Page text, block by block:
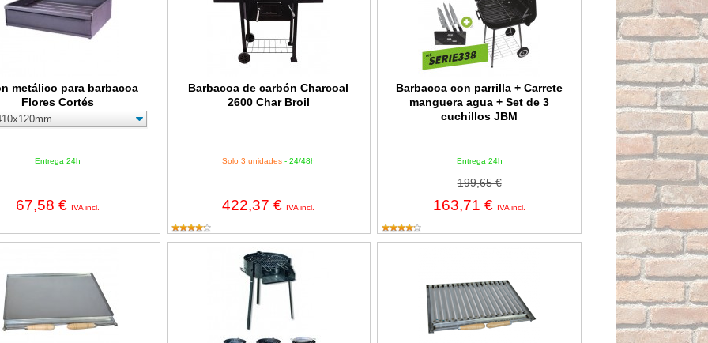
metálico para barbacoa
Flores Cortés
Entrega 24h
67,58 € IVA incl.
Barbacoa de carbón Charcoal
2600 Char Broil
Solo 3 unidades- 24/48h
422,37 € IVA incl.
Barbacoa con parrilla + Carrete
manguera agua + Set de 3
cuchillos JBM
Entrega 24h
199,65 €
163,71 € IVA incl.
asadora INOX con recogegrasas y mangos Flores CortésBarbacoa redonda con soporte Flores Cortés D.BenitoParrilla asadora INOX con recogegrasas y mangos Flores